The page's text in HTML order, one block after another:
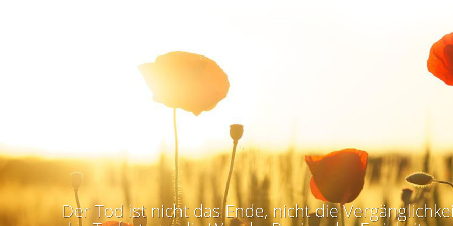
Der Tod ist nicht das Ende, nicht die